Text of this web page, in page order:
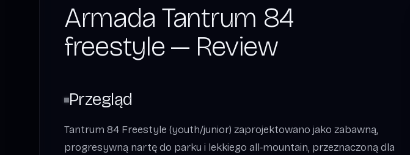
Armada Tantrum 84
freestyle — Review
Przegląd
Tantrum 84 Freestyle (youth/junior) zaprojektowano jako zabawną,
progresywną nartę do parku i lekkiego all‑mountain, przeznaczoną dla